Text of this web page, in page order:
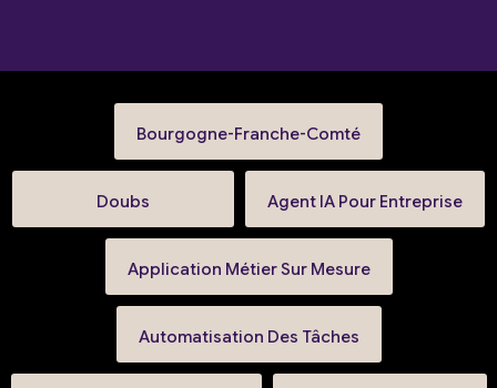
Bourgogne-Franche-Comté
Doubs Agent IA Pour Entreprise
Application Métier Sur Mesure
Automatisation Des Tâches